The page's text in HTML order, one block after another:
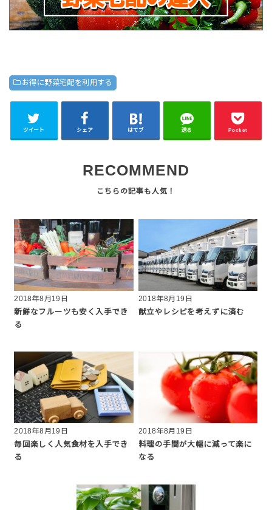
お得に野菜宅配を利用する
ツイート シェア はてブ 送る Pocket
RECOMMEND
2018年8月19日
新鮮なフルーツも安く入手でき
る
2018年8月19日
献立やレシピを考えずに済む
2018年8月19日
毎回楽しく人気食材を入手でき
る
2018年8月19日
料理の手間が大幅に減って楽に
なる